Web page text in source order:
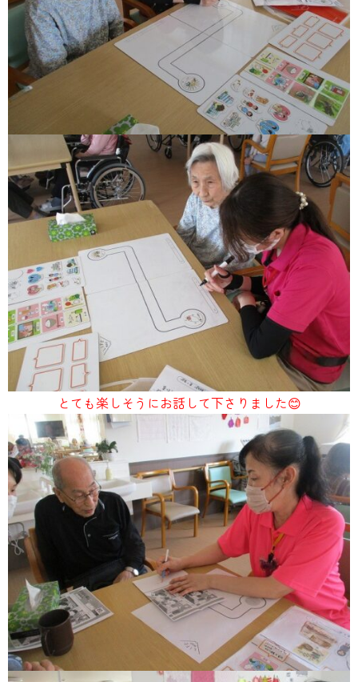
とても楽しそうにお話して下さりました😊